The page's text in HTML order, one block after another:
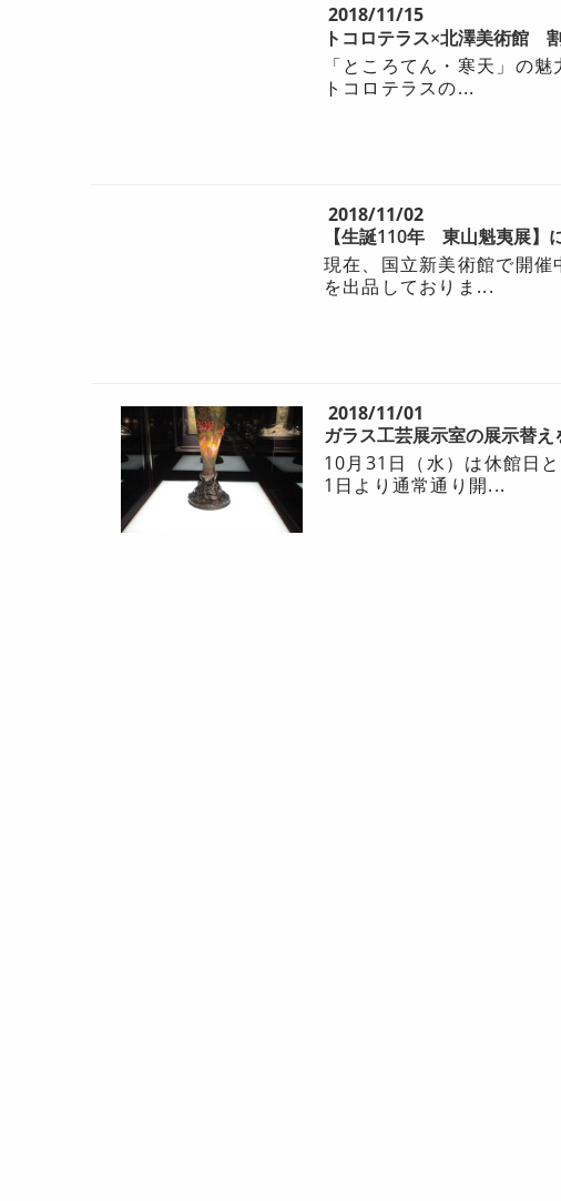
2018/11/15
トコロテラス×北澤美術館
「ところてん・寒天」の
トコロテラスの...
2018/11/02
【生誕110年 東山魁夷展】
現在、国立新美術館で開
を出品しておりま...
2018/11/01
ガラス工芸展示室の展示替え
10月31日（水）は休館日
1日より通常通り開...